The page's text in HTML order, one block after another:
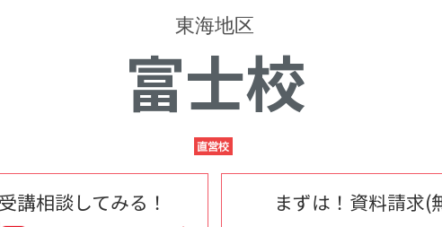
東海地区
富士校
講相談してみる！ まずは！資料請求(